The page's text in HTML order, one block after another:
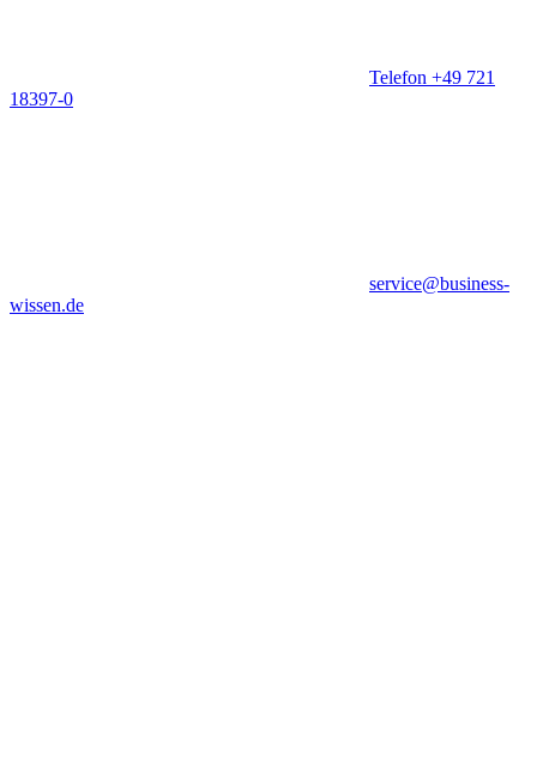
Telefon +49 721
18397-0
service@business-
wissen.de